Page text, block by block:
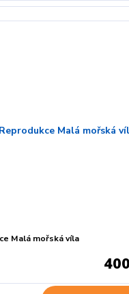
Malá mořská víla